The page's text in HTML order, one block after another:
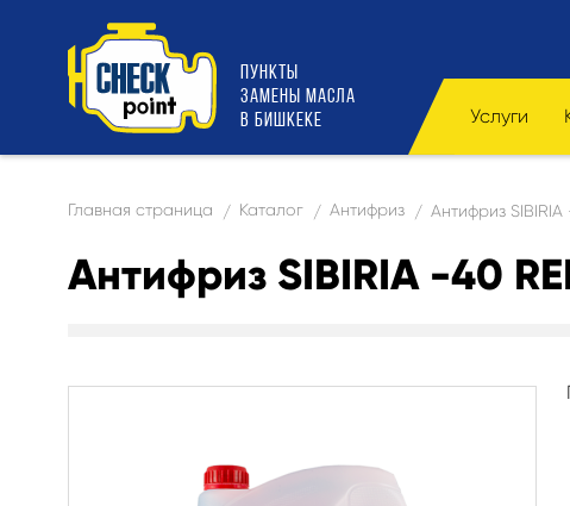
ПУНКТЫ
ЗАМЕНЫ МАСЛА
В БИШКЕКЕ
Услуги
Главная страница / Каталог / Антифриз / Антифриз SIBIRIA
Антифриз SIBIRIA -40